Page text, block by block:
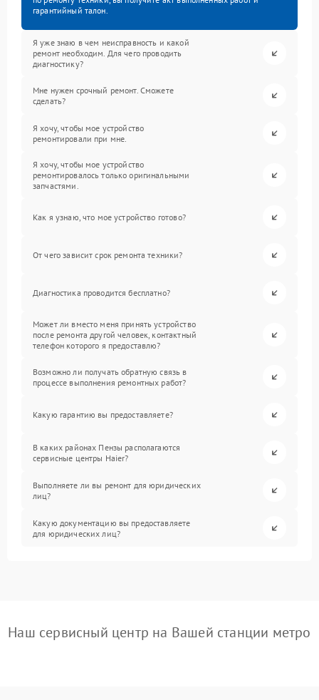
гарантийный талон.
Я уже знаю в чем неисправность и какой
ремонт необходим. Для чего проводить
диагностику?
Мне нужен срочный ремонт. Сможете
сделать?
Я хочу, чтобы мое устройство
ремонтировали при мне.
Я хочу, чтобы мое устройство
ремонтировалось только оригинальными
запчастями.
Как я узнаю, что мое устройство готово?
От чего зависит срок ремонта техники?
Диагностика проводится бесплатно?
Может ли вместо меня принять устройство
после ремонта другой человек, контактный
телефон которого я предоставлю?
Возможно ли получать обратную связь в
процессе выполнения ремонтных работ?
Какую гарантию вы предоставляете?
В каких районах Пензы располагаются
сервисные центры Haier?
Выполняете ли вы ремонт для юридических
лиц?
Какую документацию вы предоставляете
для юридических лиц?
Наш сервисный центр на Вашей станции метро